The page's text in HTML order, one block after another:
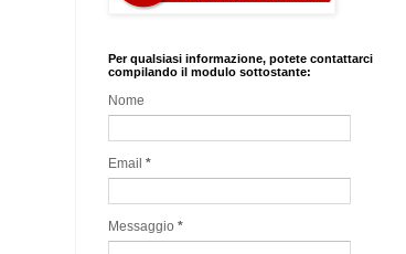
Per qualsiasi informazione, potete contattarci
compilando il modulo sottostante:
Nome
Email *
Messaggio *